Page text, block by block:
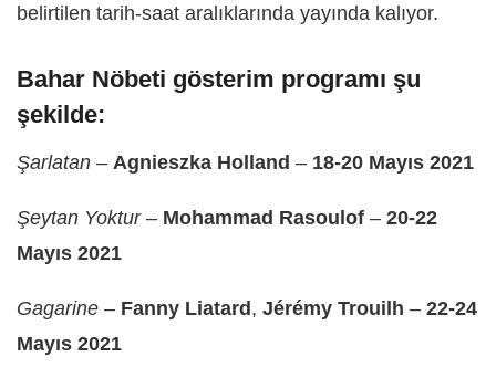
belirtilen tarih-saat aralıklarında yayında kalıyor.
Bahar Nöbeti gösterim programı şu
şekilde:
Şarlatan – Agnieszka Holland – 18-20 Mayıs 2021
Şeytan Yoktur– Mohammad Rasoulof – 20-22
Mayıs 2021
Gagarine – Fanny Liatard , Jérémy Trouilh – 22-24
Mayıs 2021